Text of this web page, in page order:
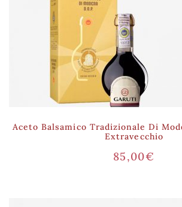
Aceto Balsamico Tradizionale Di
Extravecchio
85,00€